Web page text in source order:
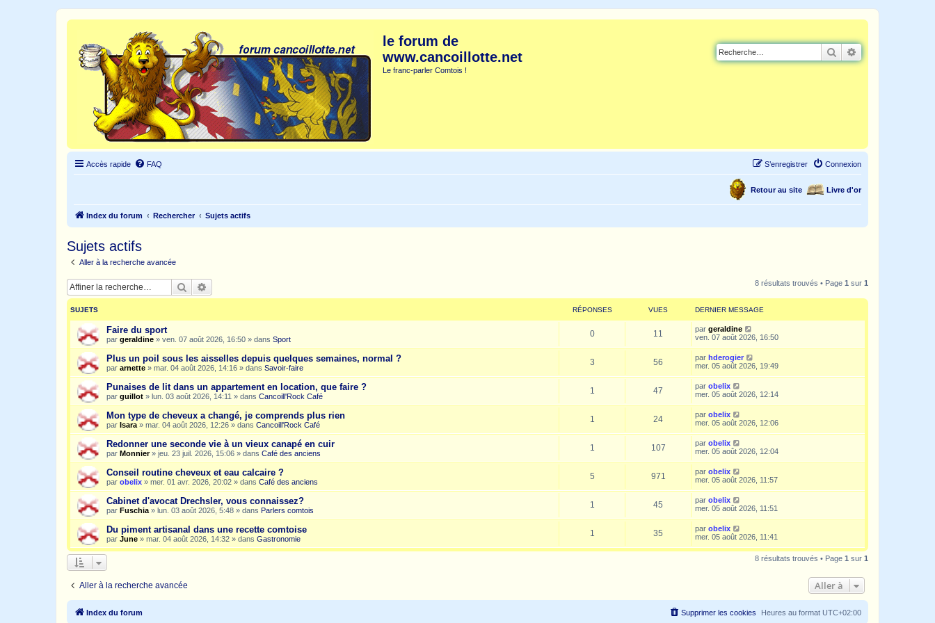
le forum de
www.cancoillotte.net
Le franc-parler Comtois !
Rechercher
Accès rapide FAQ Connexion
S’enregistrer
Livre d'or
Retour au site
Index du forum Rechercher Sujets actifs
Sujets actifs
Aller à la recherche avancée
Rechercher 8 résultats trouvés • Page 1 sur 1
SUJETS RÉPONSES VUES DERNIER MESSAGE
Faire du sport
par geraldine » ven. 07 août 2026, 16:50 » dans Sport
0 11 par geraldine
ven. 07 août 2026, 16:50
Plus un poil sous les aisselles depuis quelques semaines, normal ?
par arnette » mar. 04 août 2026, 14:16 » dans Savoir-faire
3 56 par hderogier
mer. 05 août 2026, 19:49
Punaises de lit dans un appartement en location, que faire ?
par guillot » lun. 03 août 2026, 14:11 » dans Cancoill'Rock Café
1 47 par obelix
mer. 05 août 2026, 12:14
Mon type de cheveux a changé, je comprends plus rien
par Isara » mar. 04 août 2026, 12:26 » dans Cancoill'Rock Café
1 24 par obelix
mer. 05 août 2026, 12:06
Redonner une seconde vie à un vieux canapé en cuir
par Monnier» jeu. 23 juil. 2026, 15:06 » dans Café des anciens
1 107 par obelix
mer. 05 août 2026, 12:04
Conseil routine cheveux et eau calcaire ?
par obelix » mer. 01 avr. 2026, 20:02 » dans Café des anciens
5 971 par obelix
mer. 05 août 2026, 11:57
Cabinet d'avocat Drechsler, vous connaissez?
par Fuschia » lun. 03 août 2026, 5:48 » dans Parlers comtois
1 45 par obelix
mer. 05 août 2026, 11:51
Du piment artisanal dans une recette comtoise
par June » mar. 04 août 2026, 14:32 » dans Gastronomie
1 35 par obelix
mer. 05 août 2026, 11:41
8 résultats trouvés • Page 1 sur 1
Aller à la recherche avancée Aller à
Index du forum Heures au format UTC+02:00
Supprimer les cookies